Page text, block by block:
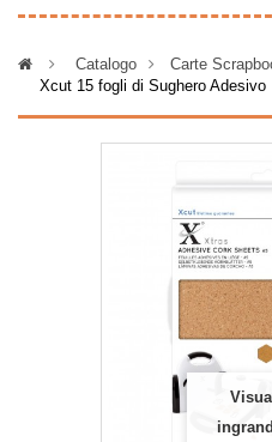
> Catalogo > Carte
Xcut 15 fogli di Sughero Adesivo